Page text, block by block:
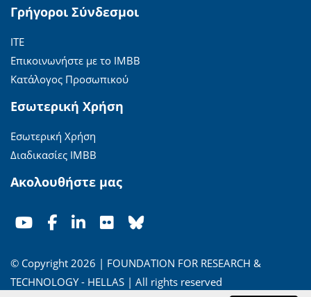
Γρήγοροι Σύνδεσμοι
ΙΤΕ
Επικοινωνήστε με το ΙΜΒΒ
Κατάλογος Προσωπικού
Εσωτερική Χρήση
Εσωτερική Χρήση
Διαδικασίες ΙΜΒΒ
Ακολουθήστε μας
© Copyright 2026 | FOUNDATION FOR RESEARCH &
TECHNOLOGY - HELLAS | All rights reserved